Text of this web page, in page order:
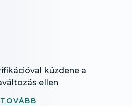
küzdene a
ellen
TOVÁBB